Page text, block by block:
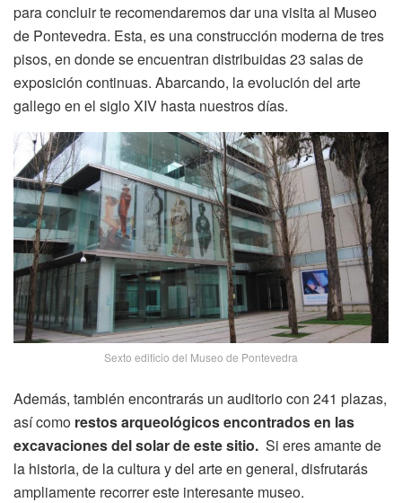
para concluir te recomendaremos dar una visita al Museo
de Pontevedra. Esta, es una construcción moderna de tres
pisos, en donde se encuentran distribuidas 23 salas de
exposición continuas. Abarcando, la evolución del arte
gallego en el siglo XIV hasta nuestros días.
Sexto edificio del Museo de Pontevedra
Además, también encontrarás un auditorio con 241 plazas,
así como restos arqueológicos encontrados en las
excavaciones del solar de este sitio. Si eres amante de
la historia, de la cultura y del arte en general, disfrutarás
ampliamente recorrer este interesante museo.